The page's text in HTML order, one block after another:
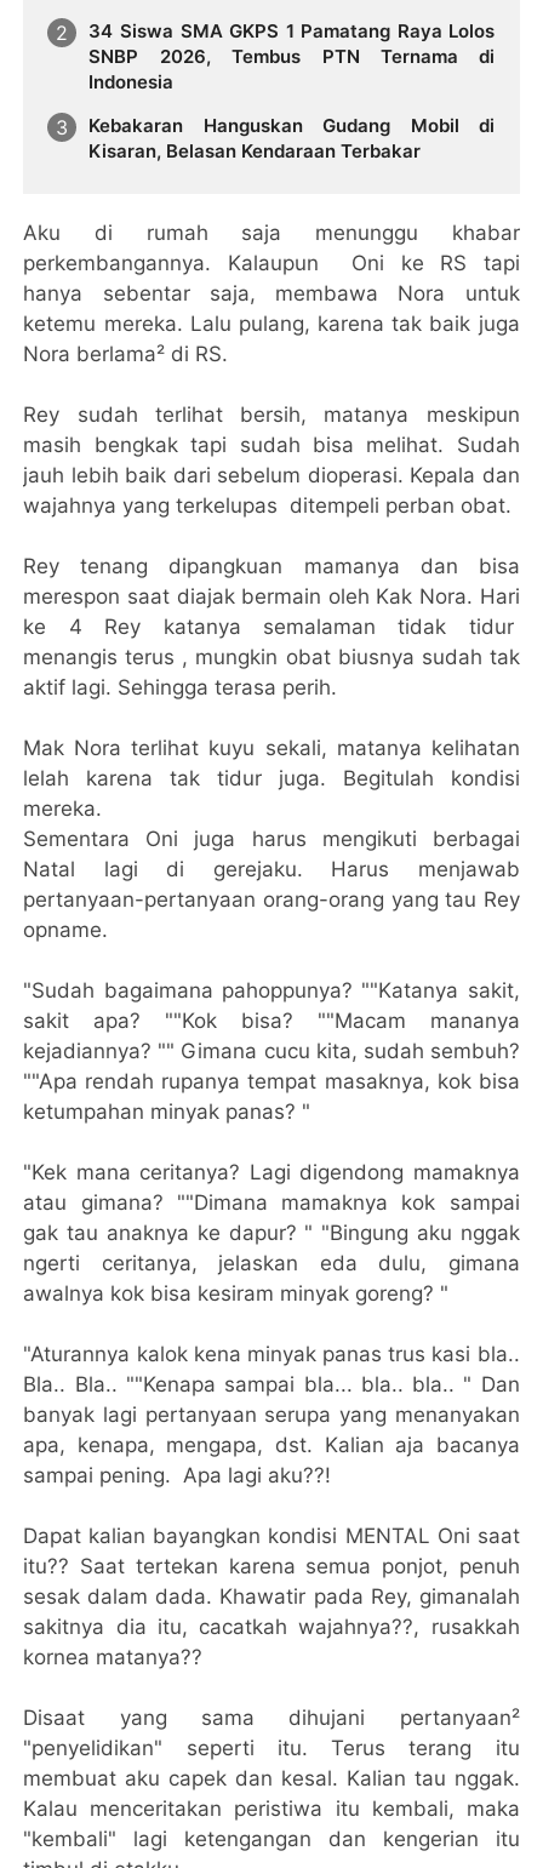
34 Siswa SMA GKPS 1 Pamatang Raya Lolos
SNBP 2026, Tembus PTN Ternama di
Indonesia
Kebakaran Hanguskan Gudang Mobil di
Kisaran, Belasan Kendaraan Terbakar
Aku di rumah saja menunggu khabar
perkembangannya. Kalaupun Oni ke RS tapi
hanya sebentar saja, membawa Nora untuk
ketemu mereka. Lalu pulang, karena tak baik juga
Nora berlama² di RS.
Rey sudah terlihat bersih, matanya meskipun
masih bengkak tapi sudah bisa melihat. Sudah
jauh lebih baik dari sebelum dioperasi. Kepala dan
wajahnya yang terkelupas ditempeli perban obat.
Rey tenang dipangkuan mamanya dan bisa
merespon saat diajak bermain oleh Kak Nora. Hari
ke 4 Rey katanya semalaman tidak tidur
menangis terus , mungkin obat biusnya sudah tak
aktif lagi. Sehingga terasa perih.
Mak Nora terlihat kuyu sekali, matanya kelihatan
lelah karena tak tidur juga. Begitulah kondisi
mereka.
Sementara Oni juga harus mengikuti berbagai
Natal lagi di gerejaku. Harus menjawab
pertanyaan-pertanyaan orang-orang yang tau Rey
opname.
"Sudah bagaimana pahoppunya? ""Katanya sakit,
sakit apa? ""Kok bisa? ""Macam mananya
kejadiannya? "" Gimana cucu kita, sudah sembuh?
""Apa rendah rupanya tempat masaknya, kok bisa
ketumpahan minyak panas? "
"Kek mana ceritanya? Lagi digendong mamaknya
atau gimana? ""Dimana mamaknya kok sampai
gak tau anaknya ke dapur? " "Bingung aku nggak
ngerti ceritanya, jelaskan eda dulu, gimana
awalnya kok bisa kesiram minyak goreng? "
"Aturannya kalok kena minyak panas trus kasi bla..
Bla.. Bla.. ""Kenapa sampai bla... bla.. bla.. " Dan
banyak lagi pertanyaan serupa yang menanyakan
apa, kenapa, mengapa, dst. Kalian aja bacanya
sampai pening. Apa lagi aku??!
Dapat kalian bayangkan kondisi MENTAL Oni saat
itu?? Saat tertekan karena semua ponjot, penuh
sesak dalam dada. Khawatir pada Rey, gimanalah
sakitnya dia itu, cacatkah wajahnya??, rusakkah
kornea matanya??
Disaat yang sama dihujani pertanyaan²
"penyelidikan" seperti itu. Terus terang itu
membuat aku capek dan kesal. Kalian tau nggak.
Kalau menceritakan peristiwa itu kembali, maka
"kembali" lagi ketengangan dan kengerian itu